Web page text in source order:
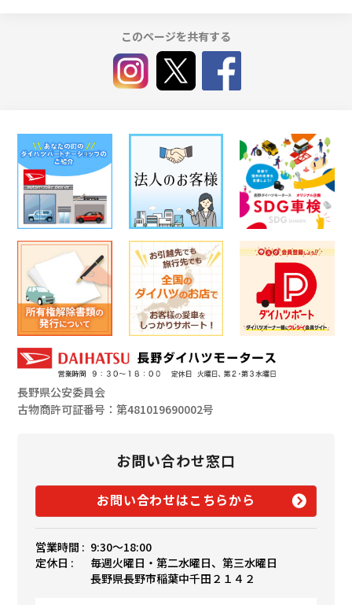
このページを共有する
長野県公安委員会
古物商許可証番号：第481019690002号
お問い合わせ窓口
お問い合わせはこちらから
営業時間 : 9:30〜18:00
定休日 :
毎週火曜日・第二水曜日、第三水曜日
長野県長野市稲葉中千田２１４２